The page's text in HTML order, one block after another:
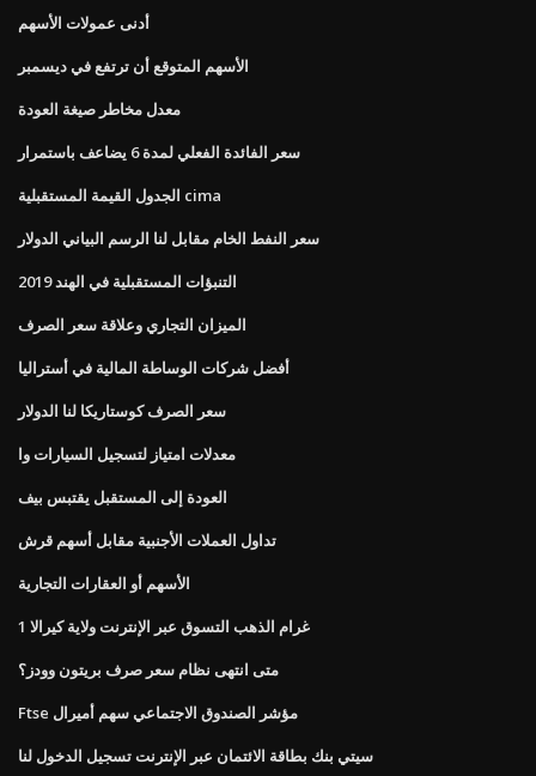
أدنى عمولات الأسهم
الأسهم المتوقع أن ترتفع في ديسمبر
معدل مخاطر صيغة العودة
سعر الفائدة الفعلي لمدة 6 يضاعف باستمرار
الجدول القيمة المستقبلية cima
سعر النفط الخام مقابل لنا الرسم البياني الدولار
التنبؤات المستقبلية في الهند 2019
الميزان التجاري وعلاقة سعر الصرف
أفضل شركات الوساطة المالية في أستراليا
سعر الصرف كوستاريكا لنا الدولار
معدلات امتياز لتسجيل السيارات وا
العودة إلى المستقبل يقتبس بيف
تداول العملات الأجنبية مقابل أسهم قرش
الأسهم أو العقارات التجارية
1 غرام الذهب التسوق عبر الإنترنت ولاية كيرالا
متى انتهى نظام سعر صرف بريتون وودز؟
Ftse مؤشر الصندوق الاجتماعي سهم أميرال
سيتي بنك بطاقة الائتمان عبر الإنترنت تسجيل الدخول لنا